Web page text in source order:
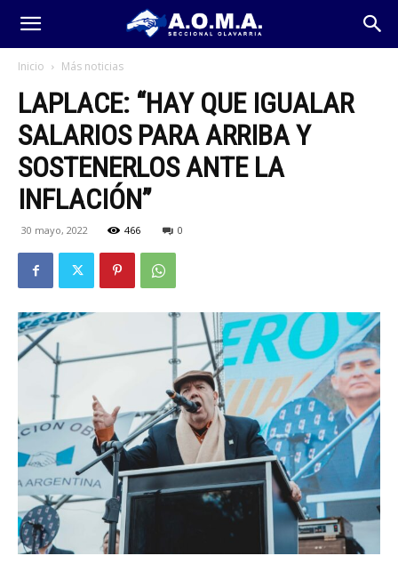
Inicio Más noticias
LAPLACE: “HAY QUE IGUALAR
SALARIOS PARA ARRIBA Y
SOSTENERLOS ANTE LA
INFLACIÓN”
30 mayo, 2022 466 0